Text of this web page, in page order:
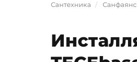
Сантехника Санфаянс